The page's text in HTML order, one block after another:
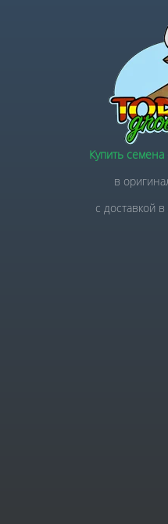
Купить семена
в
с доставкой